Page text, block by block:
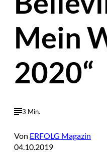
Mein
2020“
3 Min.
Von ERFOLG Magazin
04.10.2019